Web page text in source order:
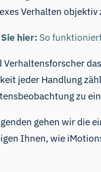
Verhalten
hier: So
Verhaltensforscher
jeder Handlung
zu
gehen wir die
Ihnen, wie